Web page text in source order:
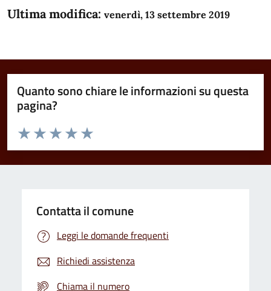
Ultima modifica: venerdì, 13 settembre 2019
Quanto sono chiare le informazioni su questa
pagina?
Domanda
Valuta da 1 a 5 stelle la pagina
Valuta 5 stelle su 5
Valuta 4 stelle su 5
Valuta 3 stelle su 5
Valuta 2 stelle su 5
Valuta 1 stelle su 5
Contatta il comune
Leggi le domande frequenti
Richiedi assistenza
Chiama il numero